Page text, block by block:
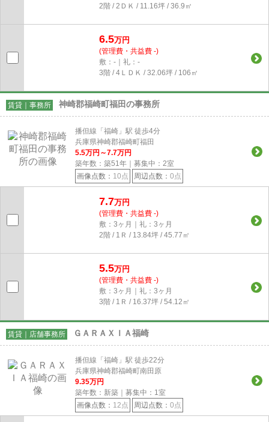
2階 / 2ＤＫ / 11.16坪 / 36.9㎡
6.5万円
(管理費・共益費 -)
敷：-｜礼：-
3階 / 4ＬＤＫ / 32.06坪 / 106㎡
賃貸｜事務所 神崎郡福崎町福田の事務所
播但線「福崎」駅 徒歩4分
兵庫県神崎郡福崎町福田
5.5万円～7.7万円
築年数：築51年｜募集中： 2室
画像点数： 10点 周辺点数： 0点
7.7万円
(管理費・共益費 -)
敷：3ヶ月｜礼：3ヶ月
2階 / 1Ｒ / 13.84坪 / 45.77㎡
5.5万円
(管理費・共益費 -)
敷：3ヶ月｜礼：3ヶ月
3階 / 1Ｒ / 16.37坪 / 54.12㎡
賃貸｜店舗事務所 ＧＡＲＡＸＩＡ福崎
播但線「福崎」駅 徒歩22分
兵庫県神崎郡福崎町南田原
9.35万円
築年数：新築｜募集中： 1室
画像点数： 12点 周辺点数： 0点